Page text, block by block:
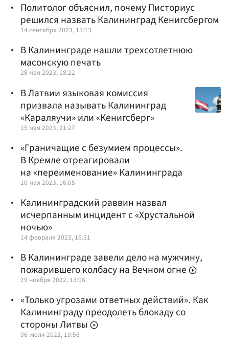
Политолог объяснил, почему Писториус
решился назвать Калининград Кенигсбергом
14 сентября 2023, 15:13
В Калининграде нашли трехсотлетнюю
масонскую печать
28 мая 2023, 18:22
В Латвии языковая комиссия
призвала называть Калининград
«Караляучи» или «Кенигсберг»
15 мая 2023, 21:27
«Граничащие с безумием процессы».
В Кремле отреагировали
на «переименование» Калининграда
10 мая 2023, 16:05
Калининградский раввин назвал
исчерпанным инцидент с «Хрустальной
ночью»
14 февраля 2023, 16:51
В Калининграде завели дело на мужчину,
пожарившего колбасу на Вечном огне
29 ноября 2022, 13:06
«Только угрозами ответных действий». Как
Калининграду преодолеть блокаду со
стороны Литвы
06 июля 2022, 10:56